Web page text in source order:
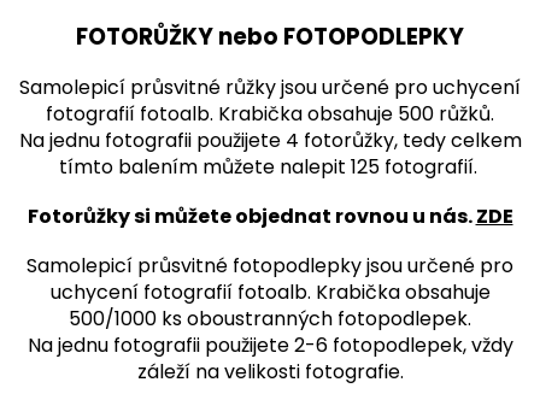
FOTORŮŽKY nebo FOTOPODLEPKY
Samolepicí průsvitné růžky jsou určené pro uchycení
fotografií fotoalb. Krabička obsahuje 500 růžků.
Na jednu fotografii použijete 4 fotorůžky, tedy celkem
tímto balením můžete nalepit 125 fotografií.
Fotorůžky si můžete objednat rovnou u nás.ZDE
Samolepicí průsvitné fotopodlepky jsou určené pro
uchycení fotografií fotoalb. Krabička obsahuje
500/1000 ks oboustranných fotopodlepek.
Na jednu fotografii použijete 2-6 fotopodlepek, vždy
záleží na velikosti fotografie.